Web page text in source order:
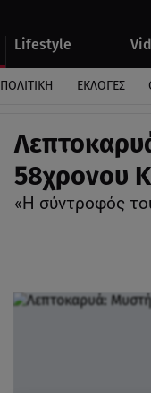
Lifestyle
ΠΟΛΙΤΙΚΗ ΕΚΛΟΓΕΣ
58χρονου
«Η σύντροφός